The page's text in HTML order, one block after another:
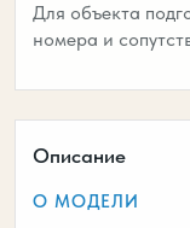
Для объекта
номера и
Описание
О МОДЕЛИ